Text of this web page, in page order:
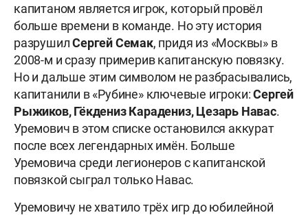
капитаном является игрок, который провёл
больше времени в команде. Но эту история
разрушилСергейСемак, придя из «Москвы» в
2008-м и сразу примерив капитанскую повязку.
Но и дальше этим символом не разбрасывались,
капитанили в «Рубине» ключевые игроки:Сергей
Рыжиков, Гёкдениз Карадениз, Цезарь Навас.
Уремович в этом списке остановился аккурат
после всех легендарных имён. Больше
Уремовича среди легионеров с капитанской
повязкой сыграл только Навас.
Уремовичу не хватило трёх игр до юбилейной